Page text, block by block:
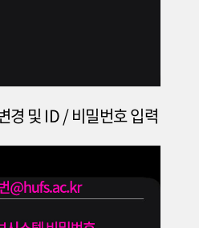
경 및 ID / 비밀번호 입력